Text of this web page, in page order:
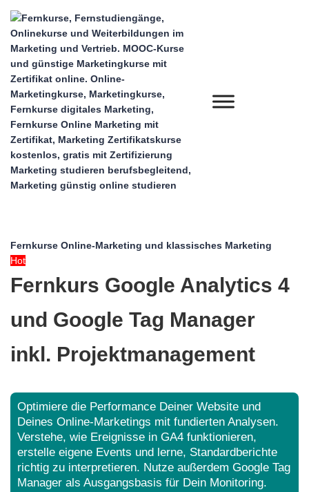
Fernkurse Online-Marketing und klassisches Marketing
Hot
Fernkurs Google Analytics 4
und Google Tag Manager
inkl. Projektmanagement
Optimiere die Performance Deiner Website und
Deines Online-Marketings mit fundierten Analysen.
Verstehe, wie Ereignisse in GA4 funktionieren,
erstelle eigene Events und lerne, Standardberichte
richtig zu interpretieren. Nutze außerdem Google Tag
Manager als Ausgangsbasis für Dein Monitoring.